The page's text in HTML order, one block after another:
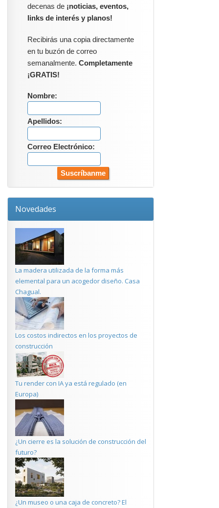
decenas de ¡noticias, eventos,
links de interés y planos!
Recibirás una copia directamente
en tu buzón de correo
semanalmente. Completamente
¡GRATIS!
Nombre:
Apellidos:
Correo Electrónico:
Novedades
La madera utilizada de la forma más
elemental para un acogedor diseño. Casa
Chagual.
Los costos indirectos en los proyectos de
construcción
Tu render con IA ya está regulado (en
Europa)
¿Un cierre es la solución de construcción del
futuro?
¿Un museo o una caja de concreto? El